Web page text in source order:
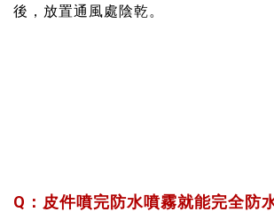
後，放置通風處陰乾。
Q：皮件噴完防水噴霧就能完全防